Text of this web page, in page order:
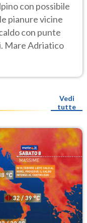
con possibile
pianure vicine
con punte
Mare Adriatico
Vedi
tutte